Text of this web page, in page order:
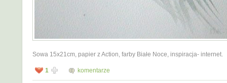
Sowa 15x21cm, papier z Action, farby Białe Noce, inspiracja- internet.
1 komentarze